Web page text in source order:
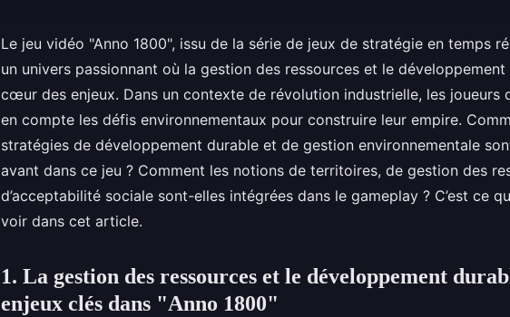
Le jeu vidéo "Anno 1800", issu de la série de jeux de stratégie en temps
un univers passionnant où la gestion des ressources et le
cœur des enjeux. Dans un contexte de révolution industrielle, les joueurs
en compte les défis environnementaux pour construire leur empire.
stratégies de développement durable et de gestion environnementale
avant dans ce jeu ? Comment les notions de territoires, de gestion des
d’acceptabilité sociale sont-elles intégrées dans le gameplay ? C’est ce
voir dans cet article.
1. La gestion des ressources et le développement
enjeux clés dans "Anno 1800"